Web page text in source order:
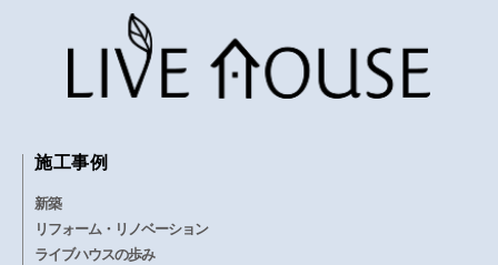
施工事例
新築
リフォーム・リノベーション
ライブハウスの歩み